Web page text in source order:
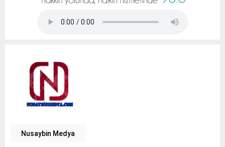
Nusaybin Medya